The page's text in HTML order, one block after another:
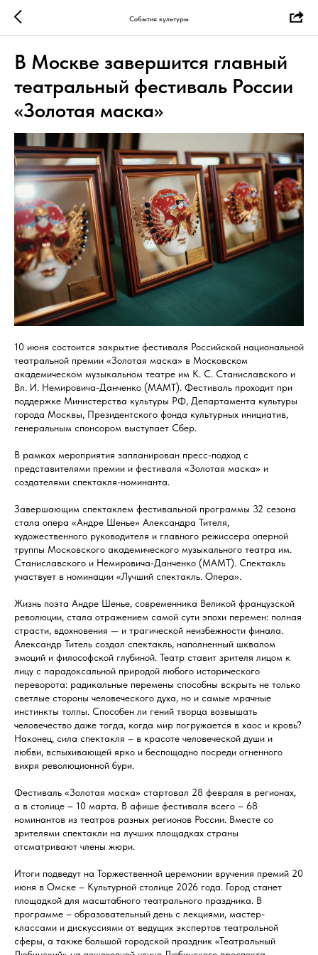
События культуры
В Москве завершится главный
театральный фестиваль России
«Золотая маска»
10 июня состоится закрытие фестиваля Российской национальной
театральной премии «Золотая маска» в Московском
академическом музыкальном театре им К. С. Станиславского и
Вл. И. Немировича-Данченко (МАМТ). Фестиваль проходит при
поддержке Министерства культуры РФ, Департамента культуры
города Москвы, Президентского фонда культурных инициатив,
генеральным спонсором выступает Сбер.
В рамках мероприятия запланирован пресс-подход с
представителями премии и фестиваля «Золотая маска» и
создателями спектакля-номинанта.
Завершающим спектаклем фестивальной программы 32 сезона
стала опера «Андре Шенье» Александра Тителя,
художественного руководителя и главного режиссера оперной
труппы Московского академического музыкального театра им.
Станиславского и Немировича-Данченко (МАМТ). Спектакль
участвует в номинации «Лучший спектакль. Опера».
Жизнь поэта Андре Шенье, современника Великой французской
революции, стала отражением самой сути эпохи перемен: полная
страсти, вдохновения — и трагической неизбежности финала.
Александр Титель создал спектакль, наполненный шквалом
эмоций и философской глубиной. Театр ставит зрителя лицом к
лицу с парадоксальной природой любого исторического
переворота: радикальные перемены способны вскрыть не только
светлые стороны человеческого духа, но и самые мрачные
инстинкты толпы. Способен ли гений творца возвышать
человечество даже тогда, когда мир погружается в хаос и кровь?
Наконец, сила спектакля – в красоте человеческой души и
любви, вспыхивающей ярко и беспощадно посреди огненного
вихря революционной бури.
Фестиваль «Золотая маска» стартовал 28 февраля в регионах,
а в столице – 10 марта. В афише фестиваля всего – 68
номинантов из театров разных регионов России. Вместе со
зрителями спектакли на лучших площадках страны
отсматривают члены жюри.
Итоги подведут на Торжественной церемонии вручения премий 20
июня в Омске – Культурной столице 2026 года. Город станет
площадкой для масштабного театрального праздника. В
программе – образовательный день с лекциями, мастер-
классами и дискуссиями от ведущих экспертов театральной
сферы, а также большой городской праздник «Театральный